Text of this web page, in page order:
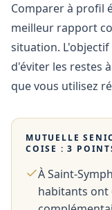
Comparer à profil
meilleur rapport
situation.
d'éviter les restes
que vous utilisez
MUTUELLE
COISE : 3
À Saint-
habitants ont